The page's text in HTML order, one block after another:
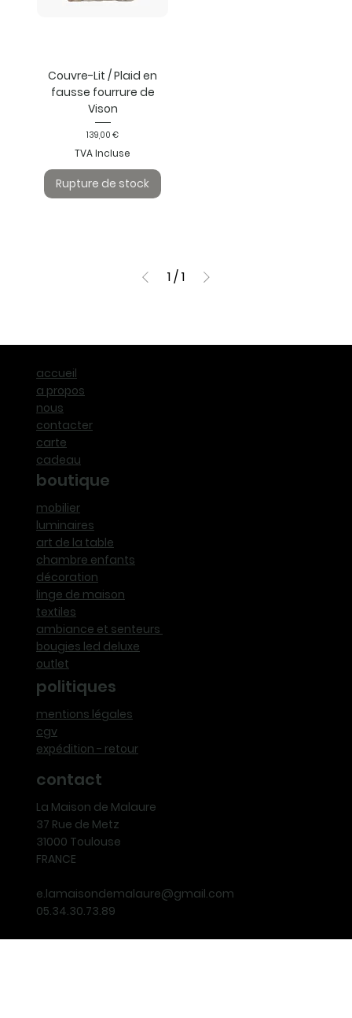
Couvre-Lit / Plaid en
fausse fourrure de
Vison
Prix
139,00 €
TVA Incluse
Rupture de stock
1/1
accueil
a propos
nous
contacter
carte
cadeau
boutique
mobilier
luminaires
art de la table
chambre enfants
décoration
linge de maison
textiles
ambiance et senteurs
bougies led deluxe
outlet
politiques
mentions légales
cgv
expédition - retour
contact
La Maison de Malaure
37 Rue de Metz
31000 Toulouse
FRANCE
e.lamaisondemalaure@gmail.com
05.34.30.73.89